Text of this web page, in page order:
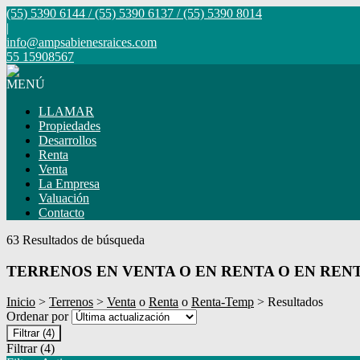
(55) 5390 6144 / (55) 5390 6137 / (55) 5390 8014
|
info@ampsabienesraices.com
55 15908567
MENÚ
LLAMAR
Propiedades
Desarrollos
Renta
Venta
La Empresa
Valuación
Contacto
63 Resultados de búsqueda
TERRENOS EN VENTA O EN RENTA O EN
Inicio > Terrenos > Venta o Renta o Renta-Temp > Resultados
Ordenar por
Filtrar (4)
Filtrar (4)